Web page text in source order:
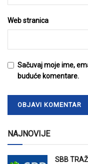
Web stranica
Sačuvaj moje ime,
buduće komentare.
NAJNOVIJE
SBB